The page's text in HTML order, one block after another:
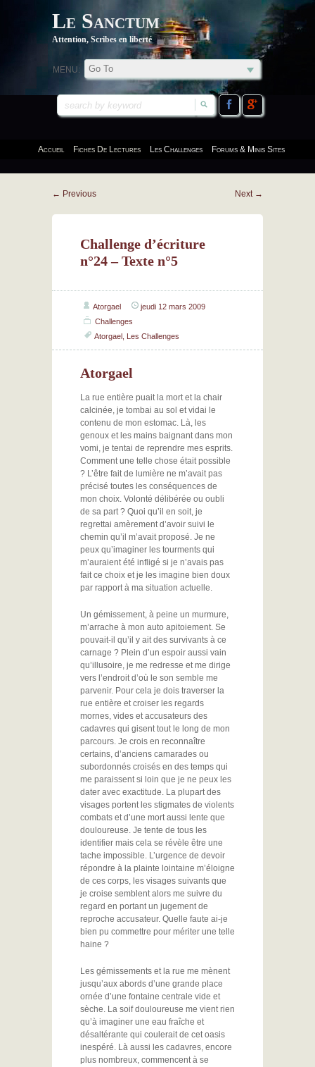
Le Sanctum
Attention, Scribes en liberté
MENU:
Accueil Fiches De Lectures Les Challenges Forums & Minis Sites
← Previous Next →
Challenge d’écriture
n°24 – Texte n°5
Atorgael
jeudi 12 mars 2009
Challenges
Atorgael Les Challenges
Atorgael
La rue entière puait la mort et la chair
calcinée, je tombai au sol et vidai le
contenu de mon estomac. Là, les
genoux et les mains baignant dans mon
vomi, je tentai de reprendre mes esprits.
Comment une telle chose était possible
? L’être fait de lumière ne m’avait pas
précisé toutes les conséquences de
mon choix. Volonté délibérée ou oubli
de sa part ? Quoi qu’il en soit, je
regrettai amèrement d’avoir suivi le
chemin qu’il m’avait proposé. Je ne
peux qu’imaginer les tourments qui
m’auraient été infligé si je n’avais pas
fait ce choix et je les imagine bien doux
par rapport à ma situation actuelle.
Un gémissement, à peine un murmure,
m’arrache à mon auto apitoiement. Se
pouvait-il qu’il y ait des survivants à ce
carnage ? Plein d’un espoir aussi vain
qu’illusoire, je me redresse et me dirige
vers l’endroit d’où le son semble me
parvenir. Pour cela je dois traverser la
rue entière et croiser les regards
mornes, vides et accusateurs des
cadavres qui gisent tout le long de mon
parcours. Je crois en reconnaître
certains, d’anciens camarades ou
subordonnés croisés en des temps qui
me paraissent si loin que je ne peux les
dater avec exactitude. La plupart des
visages portent les stigmates de violents
combats et d’une mort aussi lente que
douloureuse. Je tente de tous les
identifier mais cela se révèle être une
tache impossible. L’urgence de devoir
répondre à la plainte lointaine m’éloigne
de ces corps, les visages suivants que
je croise semblent alors me suivre du
regard en portant un jugement de
reproche accusateur. Quelle faute ai-je
bien pu commettre pour mériter une telle
haine ?
Les gémissements et la rue me mènent
jusqu’aux abords d’une grande place
ornée d’une fontaine centrale vide et
sèche. La soif douloureuse me vient rien
qu’à imaginer une eau fraîche et
désaltérante qui coulerait de cet oasis
inespéré. Là aussi les cadavres, encore
plus nombreux, commencent à se